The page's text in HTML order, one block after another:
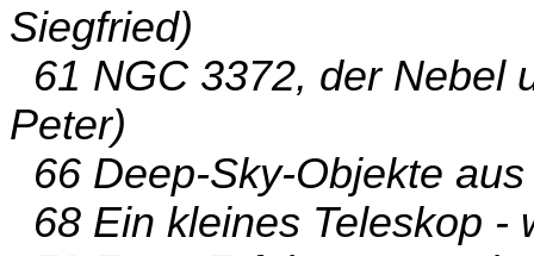
Siegfried)
61 NGC 3372, der Nebel
Peter)
66 Deep-Sky-Objekte
68 Ein kleines Teleskop -